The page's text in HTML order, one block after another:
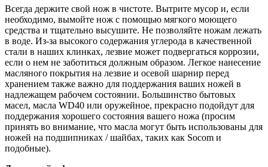
Всегда держите свой нож в чистоте. Вытрите мусор и, если
необходимо, вымойте нож с помощью мягкого моющего
средства и тщательно высушите. Не позволяйте ножам лежать
в воде. Из-за высокого содержания углерода в качественной
стали в наших клинках, лезвие может подвергаться коррозии,
если о нем не заботиться должным образом. Легкое нанесение
масляного покрытия на лезвие и осевой шарнир перед
хранением также важно для поддержания ваших ножей в
надлежащем рабочем состоянии. Большинство бытовых
масел, масла WD40 или оружейное, прекрасно подойдут для
поддержания хорошего состояния вашего ножа (просим
принять во внимание, что масла могут быть использованы для
ножей на подшипниках / шайбах, таких как Socom и
подобные).